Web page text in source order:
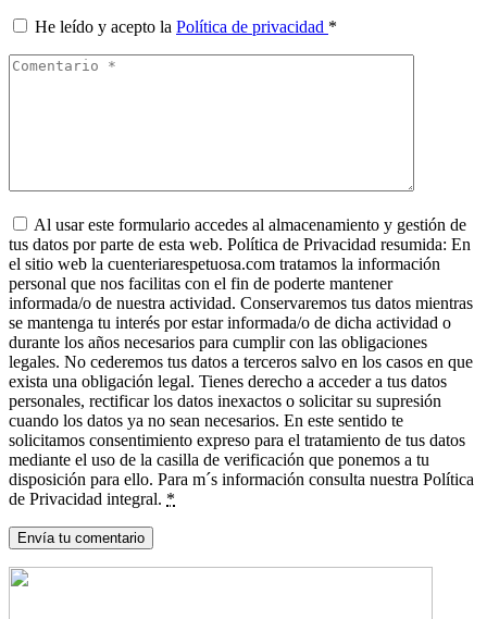
He leído y acepto la Política de privacidad *
Al usar este formulario accedes al almacenamiento y gestión de
tus datos por parte de esta web. Política de Privacidad resumida: En
el sitio web la cuenteriarespetuosa.com tratamos la información
personal que nos facilitas con el fin de poderte mantener
informada/o de nuestra actividad. Conservaremos tus datos mientras
se mantenga tu interés por estar informada/o de dicha actividad o
durante los años necesarios para cumplir con las obligaciones
legales. No cederemos tus datos a terceros salvo en los casos en que
exista una obligación legal. Tienes derecho a acceder a tus datos
personales, rectificar los datos inexactos o solicitar su supresión
cuando los datos ya no sean necesarios. En este sentido te
solicitamos consentimiento expreso para el tratamiento de tus datos
mediante el uso de la casilla de verificación que ponemos a tu
disposición para ello. Para m´s información consulta nuestra Política
de Privacidad integral. *